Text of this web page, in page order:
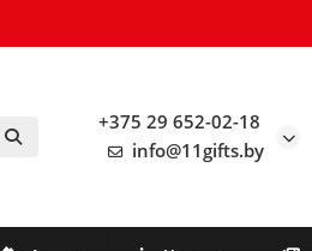
+375 29 652-02-18
info@11gifts.by